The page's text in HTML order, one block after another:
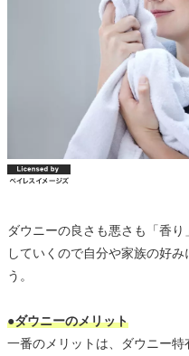
ダウニーの良さも悪さも「香
していくので自分や家族の好
う。
●ダウニーのメリット
一番のメリットは、ダウニー